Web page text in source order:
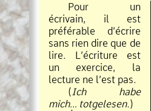
Pour un
écrivain, il est
préférable d’écrire
sans rien dire que de
lire. L’écriture est
un exercice, la
lecture ne l’est pas.
(Ich habe
mich… totgelesen.)